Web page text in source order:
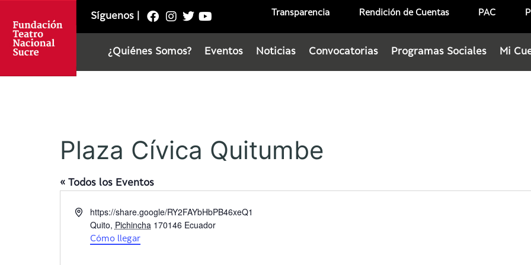
Síguenos Transparencia Rendición de Cuentas PAC
¿Quiénes Somos? Eventos Noticias Convocatorias Programas Sociales Mi
Plaza Cívica Quitumbe
« Todos los Eventos
D
https://share.google/RY2FAYbHbPB46xeQ1
Quito, Pichincha 170146 Ecuador
Cómo llegar